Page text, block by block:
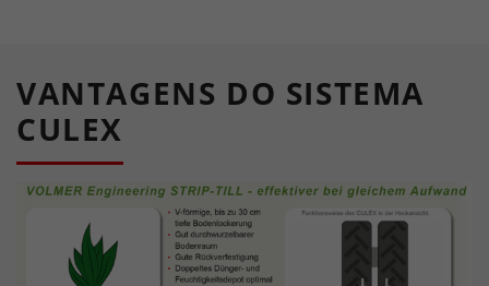
VANTAGENS DO SISTEMA
CULEX